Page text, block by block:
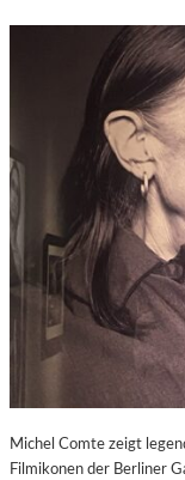
Michel Comte zeigt
Filmikonen der Berliner